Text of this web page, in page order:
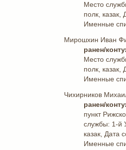
Место
полк, казак,
Именные
Мирошхин Иван
ранен/
Место
полк, казак,
Именные
Чихирников
ранен/
пункт
службы: 1-й
казак, Дата
Именные